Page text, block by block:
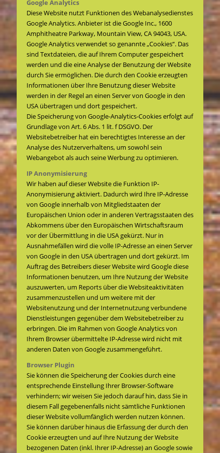
Google Analytics
Diese Website nutzt Funktionen des Webanalysedienstes
Google Analytics. Anbieter ist die Google Inc., 1600
Amphitheatre Parkway, Mountain View, CA 94043, USA.
Google Analytics verwendet so genannte „Cookies“. Das
sind Textdateien, die auf Ihrem Computer gespeichert
werden und die eine Analyse der Benutzung der Website
durch Sie ermöglichen. Die durch den Cookie erzeugten
Informationen über Ihre Benutzung dieser Website
werden in der Regel an einen Server von Google in den
USA übertragen und dort gespeichert.
Die Speicherung von Google-Analytics-Cookies erfolgt auf
Grundlage von Art. 6 Abs. 1 lit. f DSGVO. Der
Websitebetreiber hat ein berechtigtes Interesse an der
Analyse des Nutzerverhaltens, um sowohl sein
Webangebot als auch seine Werbung zu optimieren.
IP Anonymisierung
Wir haben auf dieser Website die Funktion IP-
Anonymisierung aktiviert. Dadurch wird Ihre IP-Adresse
von Google innerhalb von Mitgliedstaaten der
Europäischen Union oder in anderen Vertragsstaaten des
Abkommens über den Europäischen Wirtschaftsraum
vor der Übermittlung in die USA gekürzt. Nur in
Ausnahmefällen wird die volle IP-Adresse an einen Server
von Google in den USA übertragen und dort gekürzt. Im
Auftrag des Betreibers dieser Website wird Google diese
Informationen benutzen, um Ihre Nutzung der Website
auszuwerten, um Reports über die Websiteaktivitäten
zusammenzustellen und um weitere mit der
Websitenutzung und der Internetnutzung verbundene
Dienstleistungen gegenüber dem Websitebetreiber zu
erbringen. Die im Rahmen von Google Analytics von
Ihrem Browser übermittelte IP-Adresse wird nicht mit
anderen Daten von Google zusammengeführt.
Browser Plugin
Sie können die Speicherung der Cookies durch eine
entsprechende Einstellung Ihrer Browser-Software
verhindern; wir weisen Sie jedoch darauf hin, dass Sie in
diesem Fall gegebenenfalls nicht sämtliche Funktionen
dieser Website vollumfänglich werden nutzen können.
Sie können darüber hinaus die Erfassung der durch den
Cookie erzeugten und auf Ihre Nutzung der Website
bezogenen Daten (inkl. Ihrer IP-Adresse) an Google sowie